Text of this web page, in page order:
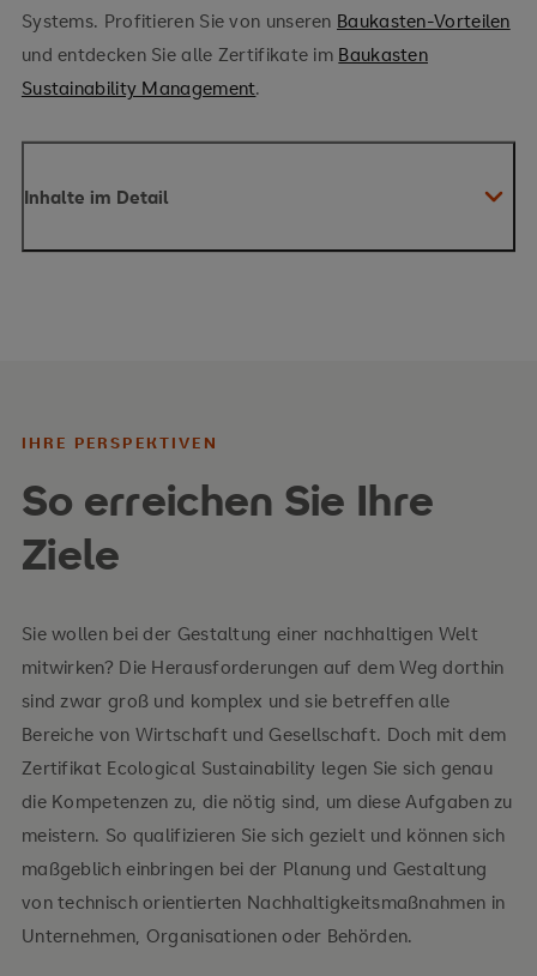
Systems. Profitieren Sie von unseren Baukasten-Vorteilen
und entdecken Sie alle Zertifikate im Baukasten
Sustainability Management.
Inhalte im Detail
Ihre Inhalte
Ökobilanzierung
Nachhaltigkeitsstrategien in der
Produktionsplanung (Abfallvermeidung,
Recycling, …)
Energiequellen und Energieträger
Prozesse der Energieumwandlung und
Energieübertragung
Energiemanagement im Betrieb
Nachhaltige Verfahren und Anlagen zur
IHRE PERSPEKTIVEN
So erreichen Sie Ihre
Ziele
Sie wollen bei der Gestaltung einer nachhaltigen Welt
mitwirken? Die Herausforderungen auf dem Weg dorthin
sind zwar groß und komplex und sie betreffen alle
Bereiche von Wirtschaft und Gesellschaft. Doch mit dem
Zertifikat Ecological Sustainability legen Sie sich genau
die Kompetenzen zu, die nötig sind, um diese Aufgaben zu
meistern. So qualifizieren Sie sich gezielt und können sich
maßgeblich einbringen bei der Planung und Gestaltung
von technisch orientierten Nachhaltigkeitsmaßnahmen in
Unternehmen, Organisationen oder Behörden.